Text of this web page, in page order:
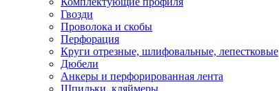
Гвозди
Проволока и скобы
Перфорация
Круги отрезные, шлифовальные, лепестковые
Дюбели
Анкеры и перфорированная лента
Шпильки, кляймеры